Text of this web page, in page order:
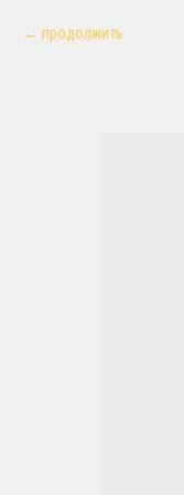
продолжить